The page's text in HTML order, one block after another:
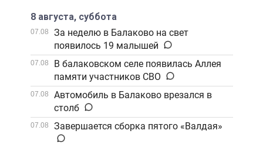
8 августа, суббота
07.08
За неделю в Балаково на свет
появилось 19 малышей
07.08
В балаковском селе появилась Аллея
памяти участников СВО
07.08
Автомобиль в Балаково врезался в
столб
07.08 Завершается сборка пятого «Валдая»